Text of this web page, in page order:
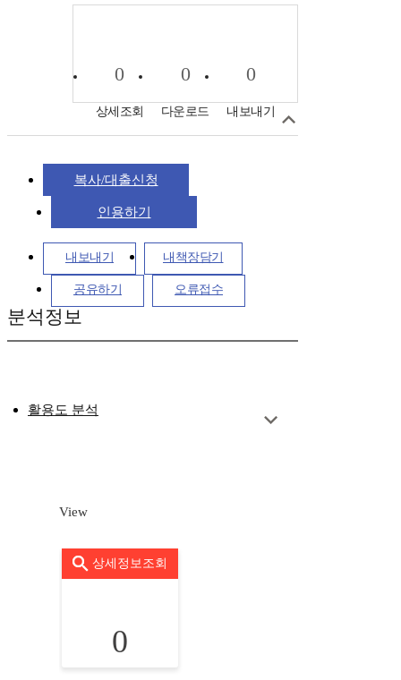
0
상세조회
0
다운로드
0
내보내기
복사/대출신청
인용하기
내보내기 내책장담기
공유하기 오류접수
분석정보
활용도 분석
View
상세정보조회
0